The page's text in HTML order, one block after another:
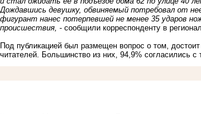
Дождавшись девушку, обвиняемый потребовал от
фигурант нанес потерпевшей не менее 35 ударов
происшествия, - сообщили корреспонденту в
Под публикацией был размещен вопрос о том,
читателей. Большинство из них, 94,9% согласились